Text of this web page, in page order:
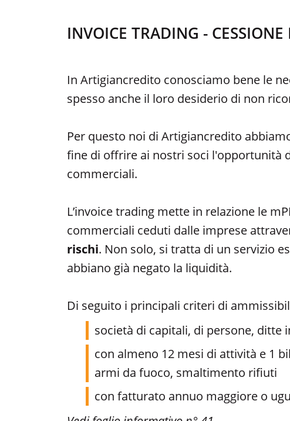
INVOICE TRADING - CESSIONE
In Artigiancredito conosciamo bene le
spesso anche il loro desiderio di non
Per questo noi di Artigiancredito
fine di offrire ai nostri soci l'opportunità
commerciali.
L’invoice trading mette in relazione le
commerciali ceduti dalle imprese
rischi. Non solo, si tratta di un servizio
abbiano già negato la liquidità.
Di seguito i principali criteri di
società di capitali, di persone, ditte
con almeno 12 mesi di attività e 1
armi da fuoco, smaltimento rifiuti
con fatturato annuo maggiore o